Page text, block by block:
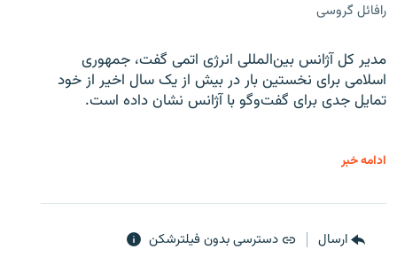
رافائل گروسی
مدیر کل آژانس بین‌المللی انرژی اتمی گفت، جمهوری
اسلامی برای نخستین بار در بیش از یک سال اخیر از خود
تمایل جدی برای گفت‌وگو با آژانس نشان داده است.
ادامه خبر
ارسال دسترسی بدون فیلترشکن